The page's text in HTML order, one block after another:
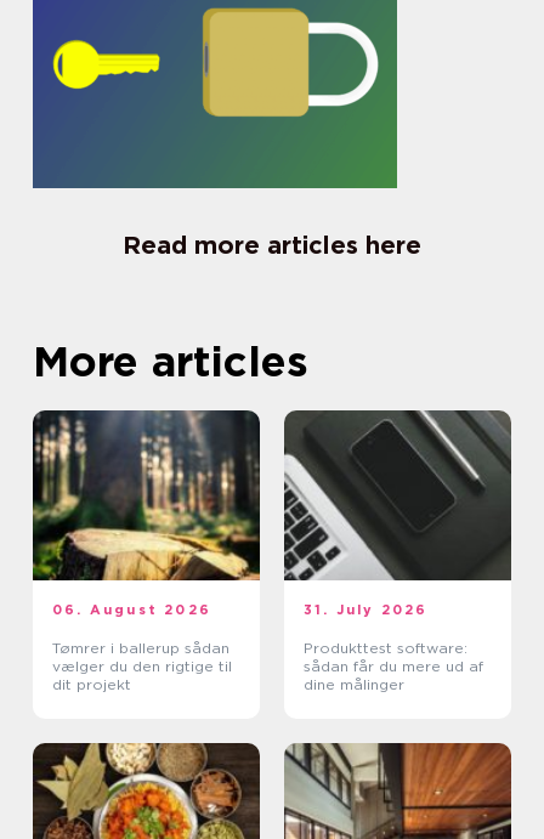
Read more articles here
More articles
06. August 2026
Tømrer i ballerup sådan
vælger du den rigtige til
dit projekt
31. July 2026
Produkttest software:
sådan får du mere ud af
dine målinger